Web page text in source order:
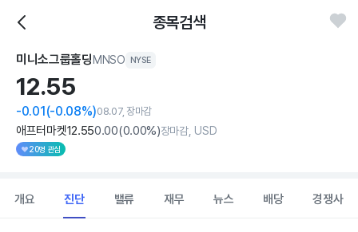
종목검색
미니소그룹홀딩 MNSO NYSE
12.55
-0.01(-0.08%)08.07, 장마감
애프터마켓12.550.00(0.00%)장마감, USD
20명 관심
개요 진단 밸류 재무 뉴스 배당 경쟁사